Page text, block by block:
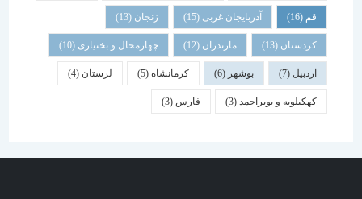
آذربایجان غربی(15) زنجان
کردستان(13) مازندران(12) چهارمحال و بختیاری (10)
بوشهر کرمانشاه(5) لرستان (4)
کهکیلویه و بویراحمد(3) فارس